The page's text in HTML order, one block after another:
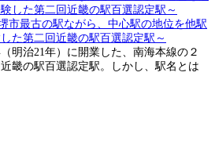
市最古の駅ながら、中心駅の地位を他駅
た第二回近畿の駅百選認定駅～
明治21年）に開業した、南海本線の２
畿の駅百選認定駅。しかし、駅名とは